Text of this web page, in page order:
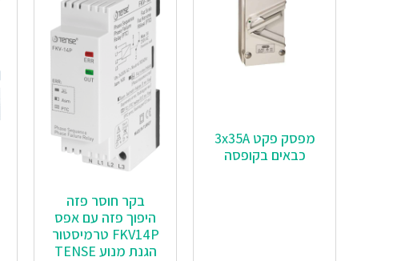
מפסק פקט 3x35A
כבאים בקופסה
בקר חוסר פזה
היפוך פזה עם אפס
FKV14P טרמיסטור
הגנת מנוע TENSE